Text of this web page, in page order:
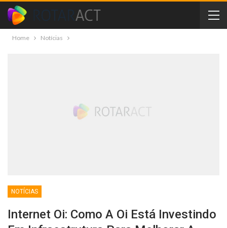
Home Notícias
NOTÍCIAS
Internet Oi: Como A Oi Está Investindo